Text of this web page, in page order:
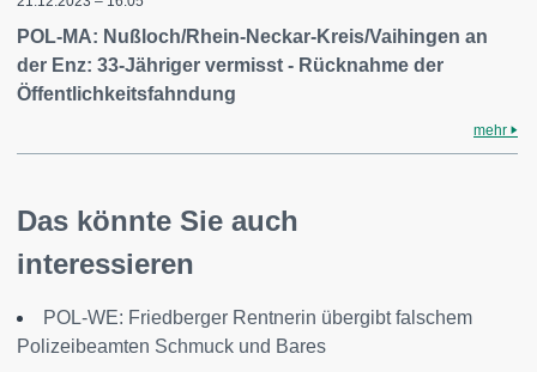
POL-MA: Nußloch/Rhein-Neckar-Kreis/Vaihingen an
der Enz: 33-Jähriger vermisst - Rücknahme der
Öffentlichkeitsfahndung
mehr
Das könnte Sie auch
interessieren
POL-WE: Friedberger Rentnerin übergibt falschem
Polizeibeamten Schmuck und Bares